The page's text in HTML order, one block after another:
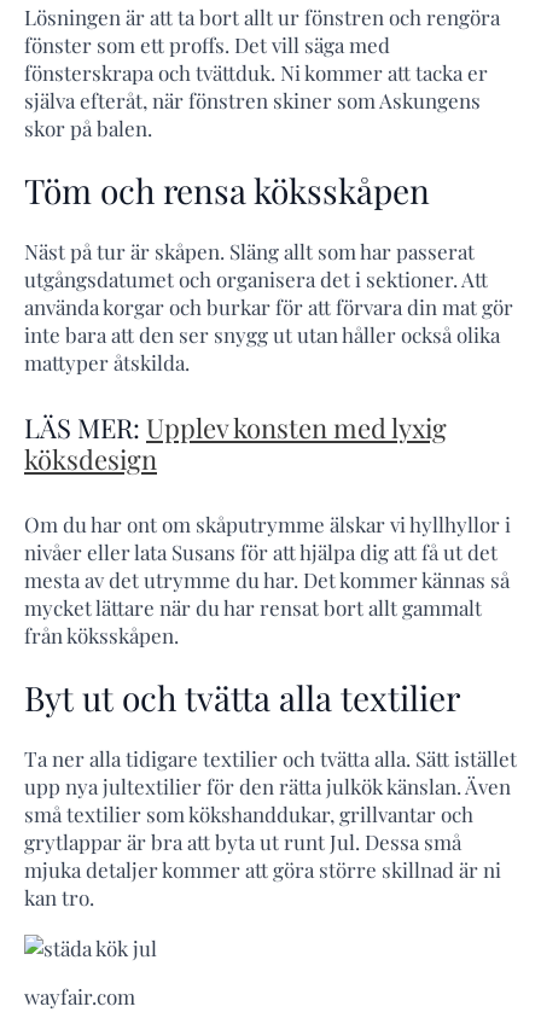
Lösningen är att ta bort allt ur fönstren och rengöra
fönster som ett proffs. Det vill säga med
fönsterskrapa och tvättduk. Ni kommer att tacka er
själva efteråt, när fönstren skiner som Askungens
skor på balen.
Töm och rensa köksskåpen
Näst på tur är skåpen. Släng allt som har passerat
utgångsdatumet och organisera det i sektioner. Att
använda korgar och burkar för att förvara din mat gör
inte bara att den ser snygg ut utan håller också olika
mattyper åtskilda.
LÄS MER: Upplev konsten med lyxig
köksdesign
Om du har ont om skåputrymme älskar vi hyllhyllor i
nivåer eller lata Susans för att hjälpa dig att få ut det
mesta av det utrymme du har. Det kommer kännas så
mycket lättare när du har rensat bort allt gammalt
från köksskåpen.
Byt ut och tvätta alla textilier
Ta ner alla tidigare textilier och tvätta alla. Sätt istället
upp nya jultextilier för den rätta julkök känslan. Även
små textilier som kökshanddukar, grillvantar och
grytlappar är bra att byta ut runt Jul. Dessa små
mjuka detaljer kommer att göra större skillnad är ni
kan tro.
wayfair.com